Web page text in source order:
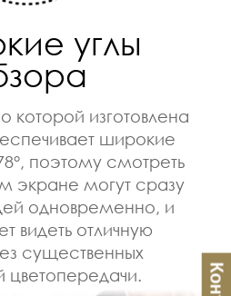
углы
которой изготовлена
широкие
поэтому смотреть
экране могут сразу
одновременно, и
видеть отличную
существенных
цветопередачи.